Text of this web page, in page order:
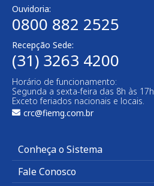
Ouvidoria:
0800 882 2525
Recepção Sede:
(31) 3263 4200
Horário de funcionamento:
Segunda a sexta-feira das 8h às 17h
Exceto feriados nacionais e locais.
crc@fiemg.com.br
Conheça o Sistema
Fale Conosco